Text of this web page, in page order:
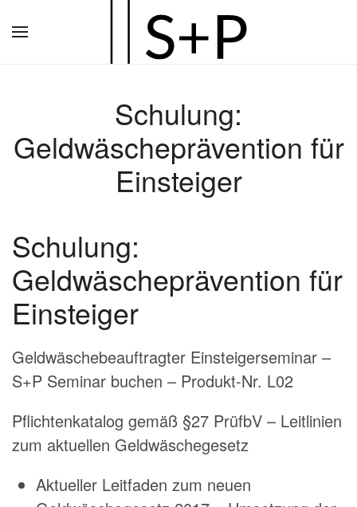
Hauptinhalt
Schulung:
Geldwäscheprävention für
Einsteiger
Schulung:
Geldwäscheprävention für
Einsteiger
Geldwäschebeauftragter Einsteigerseminar –
S+P Seminar buchen – Produkt-Nr. L02
Pflichtenkatalog gemäß §27 PrüfbV – Leitlinien
zum aktuellen Geldwäschegesetz
Aktueller Leitfaden zum neuen